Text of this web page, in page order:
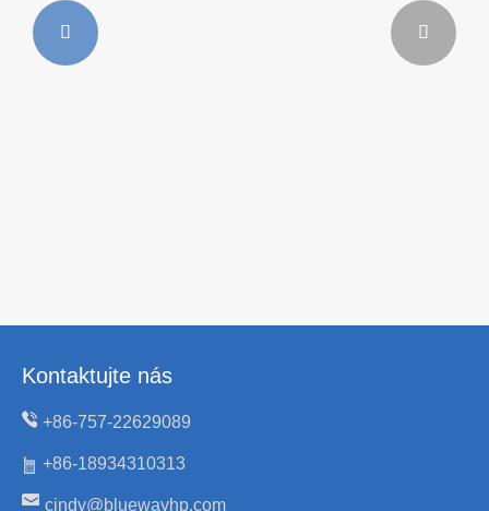
 
Kontaktujte nás
+86-757-22629089
+86-18934310313
cindy@bluewayhp.com